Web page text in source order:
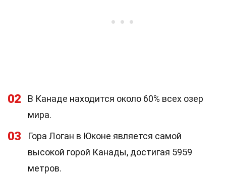
02
В Канаде находится около 60% всех озер
мира.
03
Гора Логан в Юконе является самой
высокой горой Канады, достигая 5959
метров.